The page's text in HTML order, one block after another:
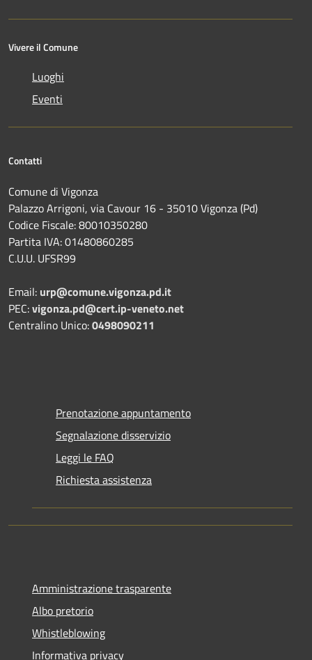
Vivere il Comune
Luoghi
Eventi
Contatti
Comune di Vigonza
Palazzo Arrigoni, via Cavour 16 - 35010 Vigonza (Pd)
Codice Fiscale: 80010350280
Partita IVA: 01480860285
C.U.U. UFSR99
Email: urp@comune.vigonza.pd.it
PEC:vigonza.pd@cert.ip-veneto.net
Centralino Unico:0498090211
Prenotazione appuntamento
Segnalazione disservizio
Leggi le FAQ
Richiesta assistenza
Amministrazione trasparente
Albo pretorio
Whistleblowing
Informativa privacy